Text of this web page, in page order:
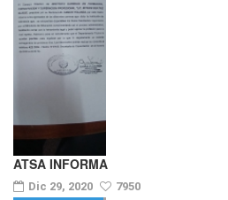
ATSA INFORMA
Dic 29, 2020 7950